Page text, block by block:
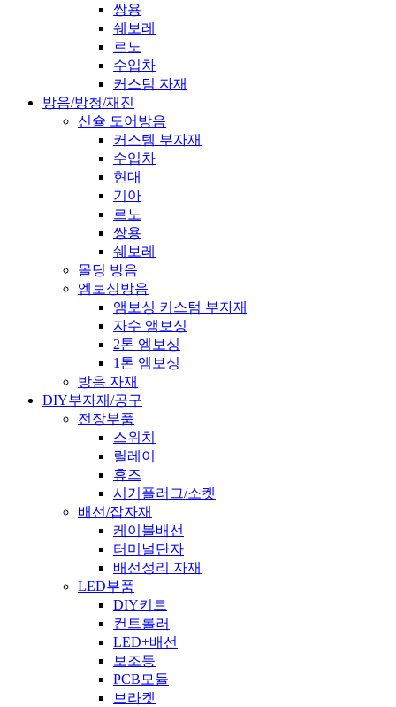
쌍용
쉐보레
르노
수입차
커스텀 자재
방음/방청/재진
신슐 도어방음
커스템 부자재
수입차
현대
기아
르노
쌍용
쉐보레
몰딩 방음
엠보싱방음
앰보싱 커스텀 부자재
자수 앰보싱
2톤 엠보싱
1톤 엠보싱
방음 자재
DIY부자재/공구
전장부품
스위치
릴레이
휴즈
시거플러그/소켓
배선/잡자재
케이블배선
터미널단자
배선정리 자재
LED부품
DIY키트
컨트롤러
LED+배선
보조등
PCB모듈
브라켓